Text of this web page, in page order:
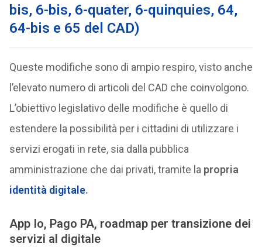
bis, 6-bis, 6-quater, 6-quinquies, 64,
64-bis e 65 del CAD)
Queste modifiche sono di ampio respiro, visto anche
l’elevato numero di articoli del CAD che coinvolgono.
L’obiettivo legislativo delle modifiche è quello di
estendere la possibilità per i cittadini di utilizzare i
servizi erogati in rete, sia dalla pubblica
amministrazione che dai privati, tramite la propria
identità digitale.
App Io, Pago PA, roadmap per transizione dei
servizi al digitale